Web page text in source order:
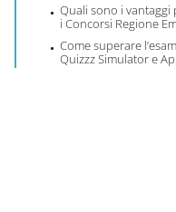
Quali sono i
i Concorsi Regione
Come superare
Quizzz Simulator e